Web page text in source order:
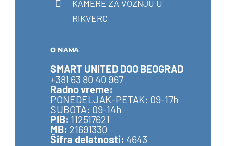
KAMERE ZA VOŽNJU U
RIKVERC
O NAMA
SMART UNITED DOO BEOGRAD
+381 63 80 40 967
Radno vreme:
PONEDELJAK-PETAK: 09-17h
SUBOTA: 09-14h
PIB: 112517621
MB: 21691330
Šifra delatnosti: 4643